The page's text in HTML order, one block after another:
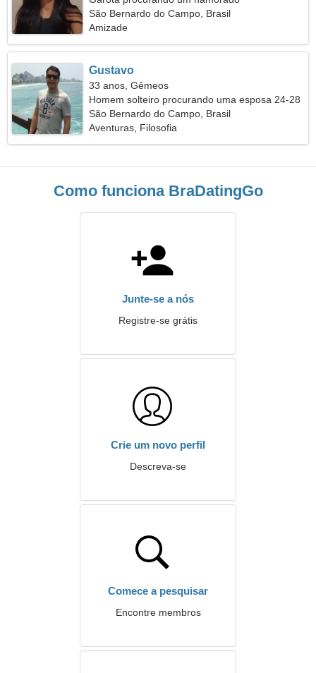
São Bernardo do Campo, Brasil
Amizade
Gustavo
33 anos, Gêmeos
Homem solteiro procurando uma esposa 24-28
São Bernardo do Campo, Brasil
Aventuras, Filosofia
Como funciona BraDatingGo
Junte-se a nós
Registre-se grátis
Crie um novo perfil
Descreva-se
Comece a pesquisar
Encontre membros